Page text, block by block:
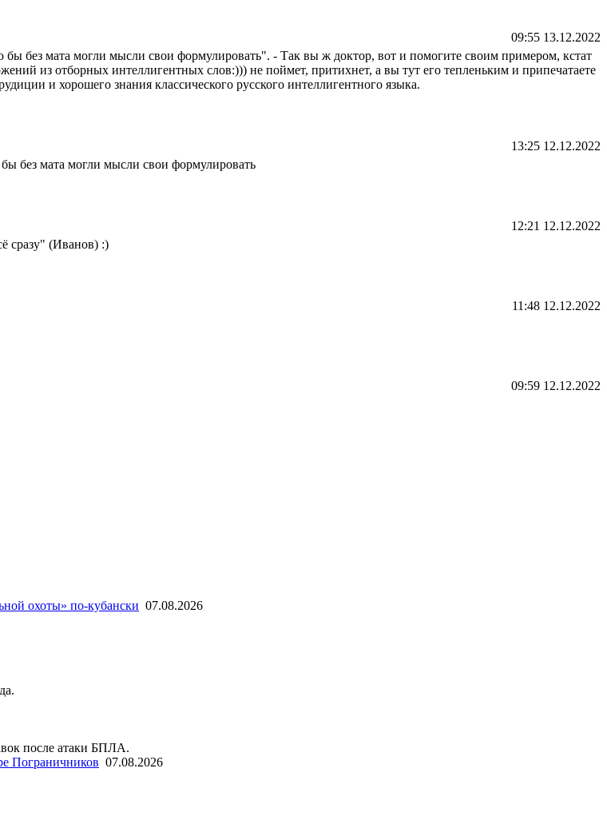
09:55 13.12.2022
без мата могли мысли свои формулировать". - Так вы ж доктор, вот и помогите своим примером, кстат
из отборных интеллигентных слов:))) не поймет, притихнет, а вы тут его тепленьким и припечатаете
и хорошего знания классического русского интеллигентного языка.
13:25 12.12.2022
без мата могли мысли свои формулировать
12:21 12.12.2022
сразу" (Иванов) :)
11:48 12.12.2022
09:59 12.12.2022
охоты» по-кубански 07.08.2026
после атаки БПЛА.
Пограничников 07.08.2026